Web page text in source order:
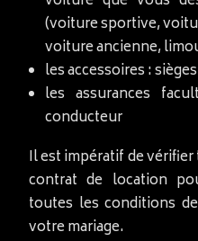
(voiture sportive,
voiture ancienne,
les accessoires :
les assurances
conducteur
Il est impératif de
contrat de location
toutes les conditions
votre mariage.